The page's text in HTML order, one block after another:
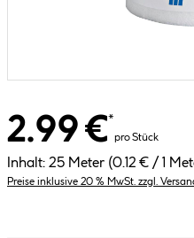
2.99 €*
pro Stück
Inhalt: 25 Meter (0.12 € / 1
Preise inklusive 20 % MwSt. zzgl.